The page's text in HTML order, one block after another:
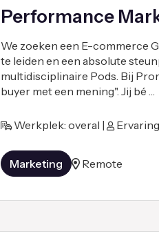
Performance
We zoeken een E-commerce
te leiden en een absolute
multidisciplinaire Pods. Bij
buyer met een mening". Jij bé …
Werkplek: overal |
Marketing Remote